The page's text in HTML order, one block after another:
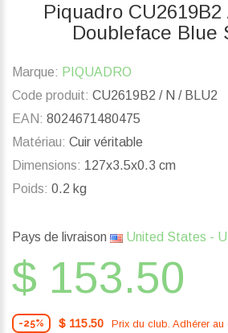
Piquadro CU2619B2
Doubleface Blue
Marque: PIQUADRO
Code produit: CU2619B2 / N / BLU2
EAN: 8024671480475
Matériau: Cuir véritable
Dimensions: 127x3.5x0.3 cm
Poids: 0.2 kg
Pays de livraison United States -
$ 153.50
-25% $ 115.50 Prix ​​du club. Adhérer au